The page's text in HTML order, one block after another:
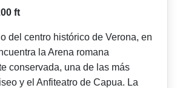
ft
del centro histórico de Verona, en
la Arena romana
conservada, una de las más
y el Anfiteatro de Capua. La